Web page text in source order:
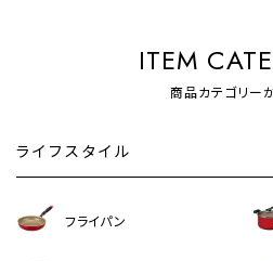
ITEM
商品カテゴリー
ライフスタイル
フライパン